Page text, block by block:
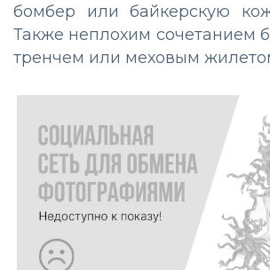
бомбер или байкерскую
Также неплохим сочетанием
тренчем или меховым